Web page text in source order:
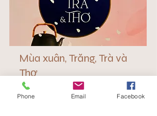
Mùa xuân, Trăng, Trà và
Thơ
Tác giả: Pháp Nhật
Phone Email Facebook